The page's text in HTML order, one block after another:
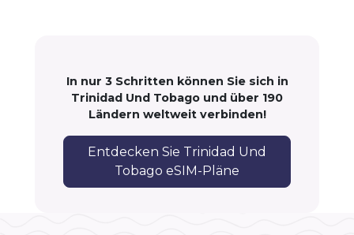
In nur 3 Schritten können Sie sich in
Trinidad Und Tobago und über 190
Ländern weltweit verbinden!
Entdecken Sie Trinidad Und
Tobago eSIM-Pläne